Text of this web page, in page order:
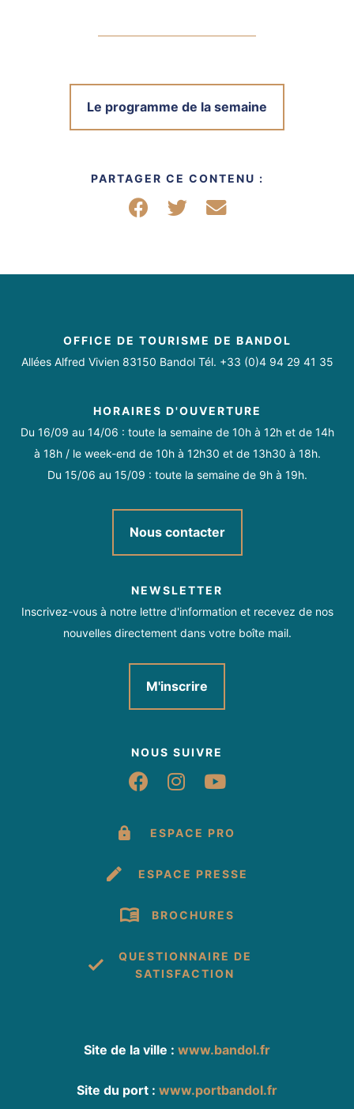
Le programme de la semaine
PARTAGER CE CONTENU :
Partager sur Facebook
Partager sur Twitter
Partager par mail
OFFICE DE TOURISME DE BANDOL
Allées Alfred Vivien 83150 Bandol Tél. +33 (0)4 94 29 41 35
HORAIRES D'OUVERTURE
Du 16/09 au 14/06 : toute la semaine de 10h à 12h et de 14h
à 18h / le week-end de 10h à 12h30 et de 13h30 à 18h.
Du 15/06 au 15/09 : toute la semaine de 9h à 19h.
Nous contacter
NEWSLETTER
Inscrivez-vous à notre lettre d'information et recevez de nos
nouvelles directement dans votre boîte mail.
M'inscrire
NOUS SUIVRE
Suivez-nous sur
Suivez-nous sur
Suivez-nous
ESPACE PRO
ESPACE PRESSE
BROCHURES
QUESTIONNAIRE DE
SATISFACTION
Site de la ville : www.bandol.fr
Site du port : www.portbandol.fr